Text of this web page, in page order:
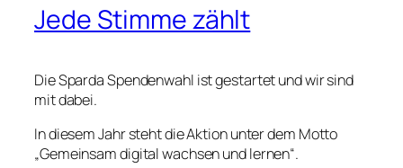
Jede Stimme zählt
Die Sparda Spendenwahl ist gestartet und wir sind
mit dabei.
In diesem Jahr steht die Aktion unter dem Motto
„Gemeinsam digital wachsen und lernen“.